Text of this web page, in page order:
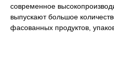
современное
выпускают большое
фасованных продуктов,